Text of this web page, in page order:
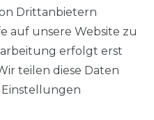
Drittanbietern
auf unsere Website zu
erfolgt erst
teilen diese Daten